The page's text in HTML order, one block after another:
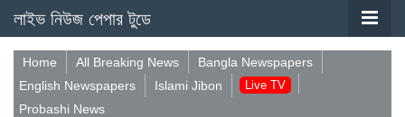
লাইভ নিউজ পেপার টুডে
Home All Breaking News
Bangla Newspapers
English Newspapers
Islami Jibon Live TV
Probashi News